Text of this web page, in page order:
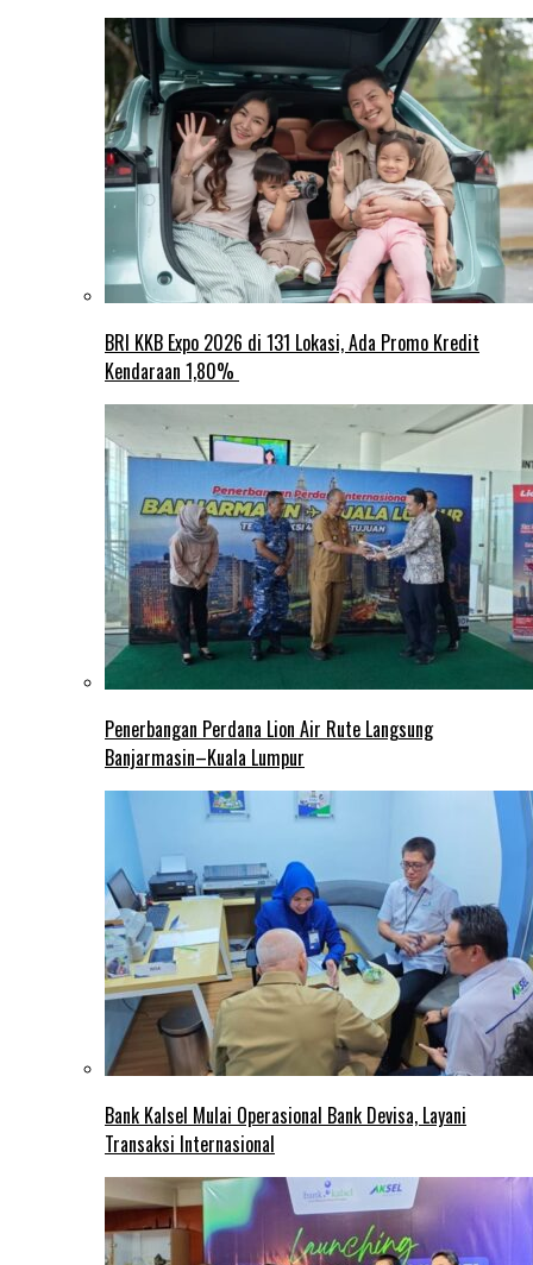
BRI KKB Expo 2026 di 131 Lokasi, Ada Promo Kredit
Kendaraan 1,80%
Penerbangan Perdana Lion Air Rute Langsung
Banjarmasin–Kuala Lumpur
Bank Kalsel Mulai Operasional Bank Devisa, Layani
Transaksi Internasional